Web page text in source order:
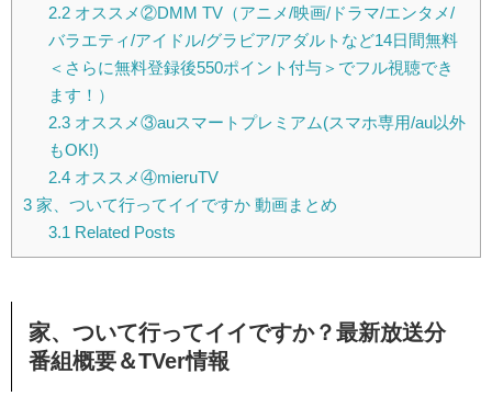
2.2オススメ②DMM TV（アニメ/映画/ドラマ/エンタメ/
バラエティ/アイドル/グラビア/アダルトなど14日間無料
＜さらに無料登録後550ポイント付与＞でフル視聴でき
ます！）
2.3オススメ③auスマートプレミアム(スマホ専用/au以外
もOK!)
2.4オススメ④mieruTV
3 家、ついて行ってイイですか 動画まとめ
3.1 Related Posts
家、ついて行ってイイですか？最新放送分
番組概要＆TVer情報